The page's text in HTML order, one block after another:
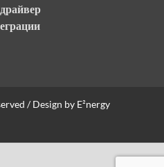
/ Design by E²nergy